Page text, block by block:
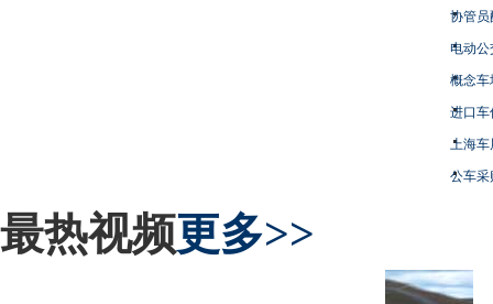
协管员
电动
概念车
进口车
上海
公车采
最热视频更多>>